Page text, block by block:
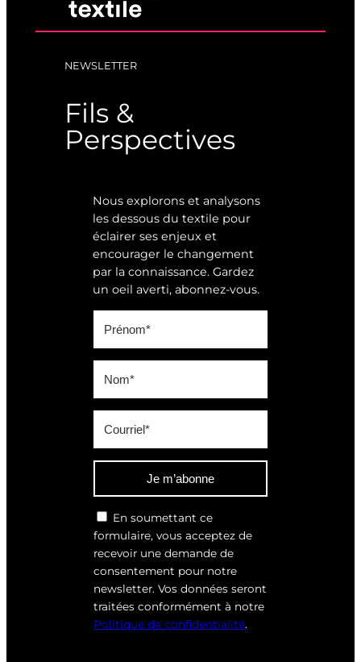
NEWSLETTER
Fils &
Perspectives
Nous explorons et analysons
les dessous du textile pour
éclairer ses enjeux et
encourager le changement
par la connaissance. Gardez
un oeil averti, abonnez-vous.
Je m’abonne
En soumettant ce
formulaire, vous acceptez de
recevoir une demande de
consentement pour notre
newsletter. Vos données seront
traitées conformément à notre
Politique de confidentialité.